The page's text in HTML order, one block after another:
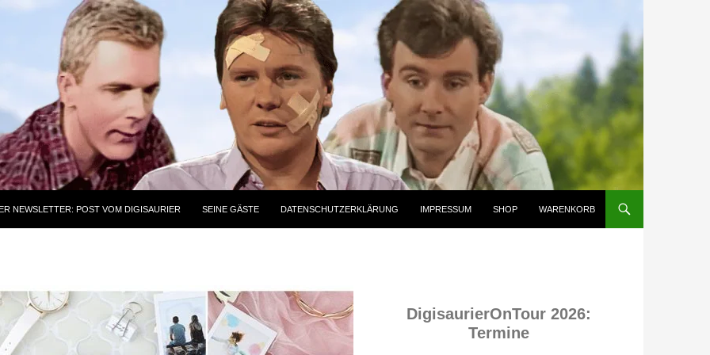
NEWSLETTER: POST VOM DIGISAURIER SEINE GÄSTE DATENSCHUTZERKLÄRUNG IMPRESSUM SHOP WARENKORB
DigisaurierOnTour 2026:
Termine